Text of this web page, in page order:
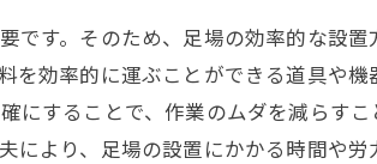
です。そのため、足場の効率的な設
を効率的に運ぶことができる道具や
にすることで、作業のムダを減らす
により、足場の設置にかかる時間や